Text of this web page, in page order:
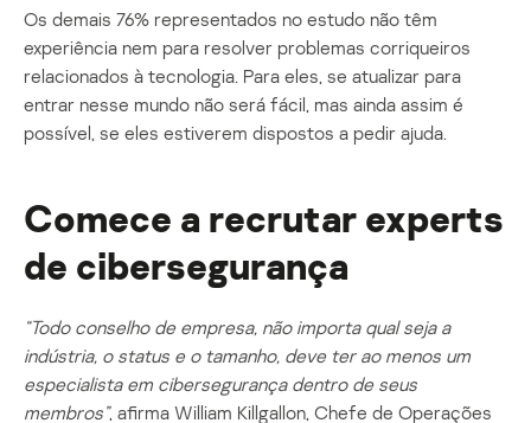
Os demais 76% representados no estudo não têm
experiência nem para resolver problemas corriqueiros
relacionados à tecnologia. Para eles, se atualizar para
entrar nesse mundo não será fácil, mas ainda assim é
possível, se eles estiverem dispostos a pedir ajuda.
Comece a recrutar experts
de cibersegurança
“Todo conselho de empresa, não importa qual seja a
indústria, o status e o tamanho, deve ter ao menos um
especialista em cibersegurançadentro de seus
membros”, afirma William Killgallon, Chefe de Operações